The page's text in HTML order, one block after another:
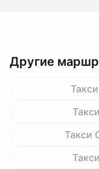
Другие
Такси